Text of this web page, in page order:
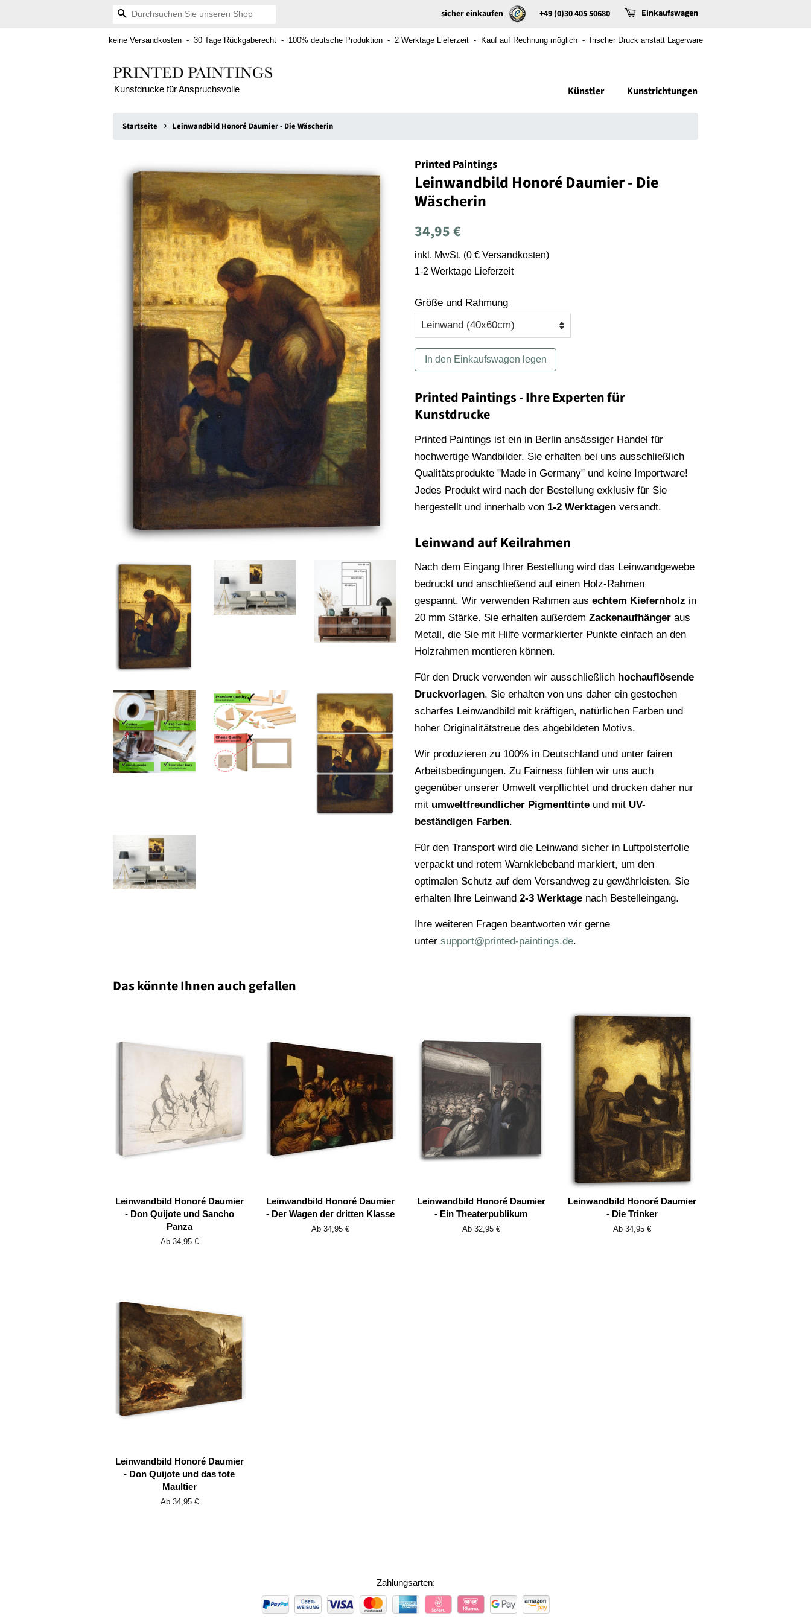
Suchen sicher einkaufen +49 (0)30 405 50680 Einkaufswagen
keine Versandkosten - 30 Tage Rückgaberecht - 100% deutsche Produktion - 2 Werktage Lieferzeit - Kauf auf Rechnung möglich - frischer Druck anstatt Lagerware
Kunstdrucke für Anspruchsvolle Künstler Kunstrichtungen
Startseite › Leinwandbild Honoré Daumier - Die Wäscherin
Printed Paintings
Leinwandbild Honoré Daumier - Die
Wäscherin
Normaler
34,95 €
inkl. MwSt. (0 € Versandkosten)
1-2 Werktage Lieferzeit
Größe und Rahmung
In den Einkaufswagen legen
Printed Paintings - Ihre Experten für
Kunstdrucke
Printed Paintings ist ein in Berlin ansässiger Handel für
hochwertige Wandbilder. Sie erhalten bei uns ausschließlich
Qualitätsprodukte "Made in Germany" und keine Importware!
Jedes Produkt wird nach der Bestellung exklusiv für Sie
hergestellt und innerhalb von 1-2 Werktagen versandt.
Leinwand auf Keilrahmen
Nach dem Eingang Ihrer Bestellung wird das Leinwandgewebe
bedruckt und anschließend auf einen Holz-Rahmen
gespannt. Wir verwenden Rahmen aus echtem Kiefernholz in
20 mm Stärke. Sie erhalten außerdem Zackenaufhänger aus
Metall, die Sie mit Hilfe vormarkierter Punkte einfach an den
Holzrahmen montieren können.
Für den Druck verwenden wir ausschließlich hochauflösende
Druckvorlagen. Sie erhalten von uns daher ein gestochen
scharfes Leinwandbild mit kräftigen, natürlichen Farben und
hoher Originalitätstreue des abgebildeten Motivs.
Wir produzieren zu 100% in Deutschland und unter fairen
Arbeitsbedingungen. Zu Fairness fühlen wir uns auch
gegenüber unserer Umwelt verpflichtet und drucken daher nur
mit umweltfreundlicher Pigmenttinte und mit UV-
beständigen Farben.
Für den Transport wird die Leinwand sicher in Luftpolsterfolie
verpackt und rotem Warnklebeband markiert, um den
optimalen Schutz auf dem Versandweg zu gewährleisten. Sie
erhalten Ihre Leinwand 2-3 Werktage nach Bestelleingang.
Ihre weiteren Fragen beantworten wir gerne
unter support@printed-paintings.de.
Das könnte Ihnen auch gefallen
Leinwandbild Honoré Daumier
- Don Quijote und Sancho
Panza
Ab 34,95 €
Leinwandbild Honoré Daumier
- Der Wagen der dritten Klasse
Ab 34,95 €
Leinwandbild Honoré Daumier
- Ein Theaterpublikum
Ab 32,95 €
Leinwandbild Honoré Daumier
- Die Trinker
Ab 34,95 €
Leinwandbild Honoré Daumier
- Don Quijote und das tote
Maultier
Ab 34,95 €
Zahlungsarten:
ZAHLUNGSARTEN